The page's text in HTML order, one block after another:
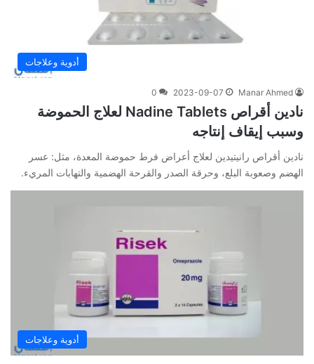
أدوية وعلاجات
Manar Ahmed
2023-09-07
0
نادين أقراص Nadine Tablets لعلاج الحموضة
وسبب إيقاف إنتاجه
نادين أقراص رانيتيدين لعلاج أعراض فرط حموضة المعدة، مثل: عسر
الهضم وصعوبة البلع، وحرقة الصدر والقرحة الهضمية والتهابات المريء.
أدوية وعلاجات